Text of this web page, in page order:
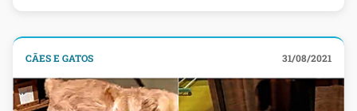
CÃES E GATOS 31/08/2021